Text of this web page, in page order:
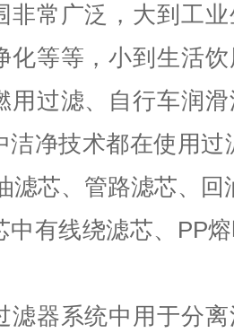
非常广泛，大到工
化等等，小到生活
用过滤、自行车润
洁净技术都在使用
滤芯、管路滤芯、回
中有线绕滤芯、PP
滤器系统中用于分